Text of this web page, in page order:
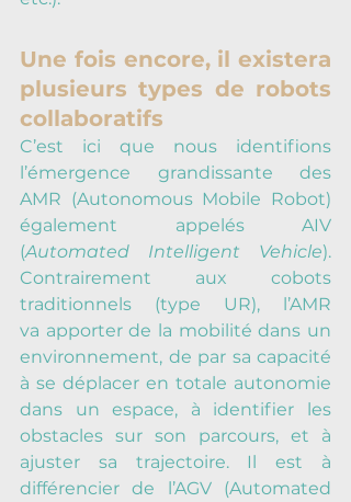
Une fois encore, il existera
plusieurs types de robots
collaboratifs
C’est ici que nous identifions
l’émergence grandissante des
AMR (Autonomous Mobile Robot)
également appelés AIV
(Automated Intelligent Vehicle).
Contrairement aux cobots
traditionnels (type UR), l’AMR
va apporter de la mobilité dans un
environnement, de par sa capacité
à se déplacer en totale autonomie
dans un espace, à identifier les
obstacles sur son parcours, et à
ajuster sa trajectoire. Il est à
différencier de l’AGV (Automated